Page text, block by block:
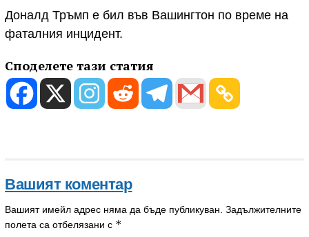
Доналд Тръмп е бил във Вашингтон по време на
фаталния инцидент.
Споделете тази статия
Вашият коментар
Вашият имейл адрес няма да бъде публикуван. Задължителните
полета са отбелязани с *